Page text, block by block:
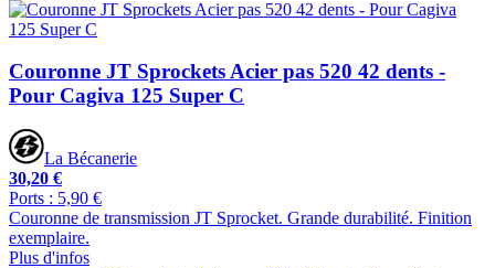
Couronne JT Sprockets Acier pas 520 42 dents -
Pour Cagiva 125 Super C
La Bécanerie
30,20 €
Ports : 5,90 €
Couronne de transmission JT Sprocket. Grande durabilité. Finition
exemplaire.
Plus d'infos